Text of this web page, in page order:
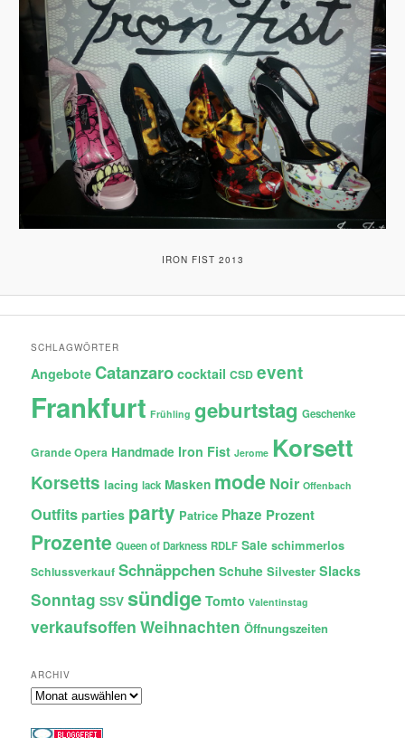
IRON FIST 2013
SCHLAGWÖRTER
Angebote Catanzaro cocktail CSD event
Frankfurt Frühling geburtstag Geschenke
Grande Opera Handmade Iron Fist Jerome Korsett
Korsetts lacing lack Masken mode Noir Offenbach
Outfits parties party Patrice Phaze Prozent
Prozente Queen of Darkness RDLF Sale schimmerlos
Schlussverkauf Schnäppchen Schuhe Silvester Slacks
Sonntag SSV sündige Tomto Valentinstag
verkaufsoffen Weihnachten Öffnungszeiten
ARCHIV
Archiv